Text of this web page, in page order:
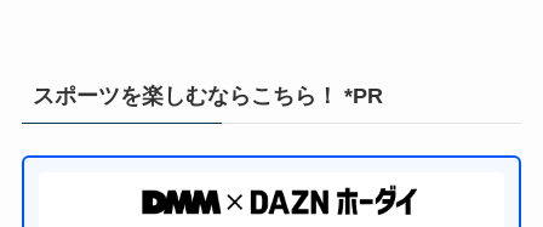
スポーツを楽しむならこちら！ *PR